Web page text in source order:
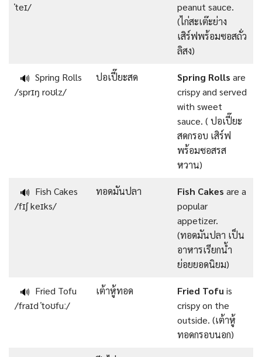
ˈteɪ/
peanut sauce.
(ไก่สะเต๊ะย่าง
เสิร์ฟพร้อมซอสถั่ว
ลิสง)
🔊 Spring Rolls
/sprɪŋ roʊlz/
ปอเปี๊ยะสด Spring Rolls are
crispy and served
with sweet
sauce. ( ปอเปี๊ยะ
สดกรอบ เสิร์ฟ
พร้อมซอสรส
หวาน)
🔊 Fish Cakes
/fɪʃ keɪks/
ทอดมันปลา Fish Cakes are a
popular
appetizer.
(ทอดมันปลา เป็น
อาหารเรียกน้ำ
ย่อยยอดนิยม)
🔊 Fried Tofu
/fraɪd ˈtoʊfuː/
เต้าหู้ทอด Fried Tofuis
crispy on the
outside. (เต้าหู้
ทอดกรอบนอก)